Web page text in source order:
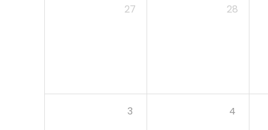
27 28
3 4